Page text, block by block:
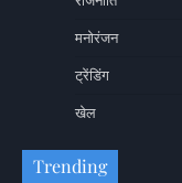
मनोरंजन
ट्रेंडिंग
खेल
Trending